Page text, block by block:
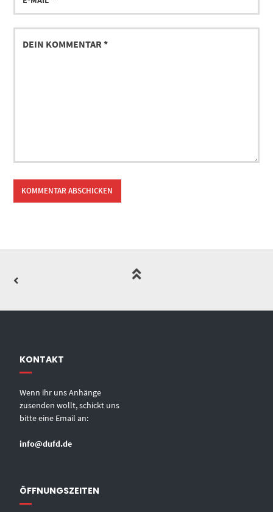
KONTAKT
Wenn ihr uns Anhänge
zusenden wollt, schickt uns
bitte eine Email an:
info@dufd.de
ÖFFNUNGSZEITEN